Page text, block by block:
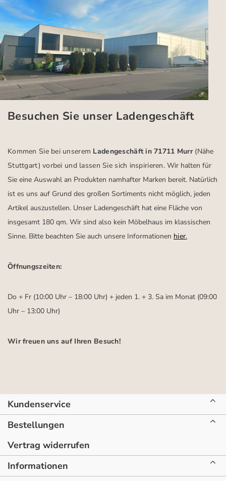
Besuchen Sie unser Ladengeschäft
Kommen Sie bei unserem Ladengeschäft in 71711 Murr (Nähe
Stuttgart) vorbei und lassen Sie sich inspirieren.Wir halten für
Sie eine Auswahl an Produkten namhafter Marken bereit. Natürlich
ist es uns auf Grund des großen Sortiments nicht möglich, jeden
Artikel auszustellen. Unser Ladengeschäft hat eine Fläche von
insgesamt 180 qm. Wir sind also kein Möbelhaus im klassischen
Sinne. Bitte beachten Sie auch unsere Informationen hier.
Öffnungszeiten:
Do + Fr (10:00 Uhr – 18:00 Uhr) + jeden 1. + 3. Sa im Monat (09:00
Uhr – 13:00 Uhr)
Wir freuen uns auf Ihren Besuch!
Kundenservice
Bestellungen
Vertrag widerrufen
Informationen